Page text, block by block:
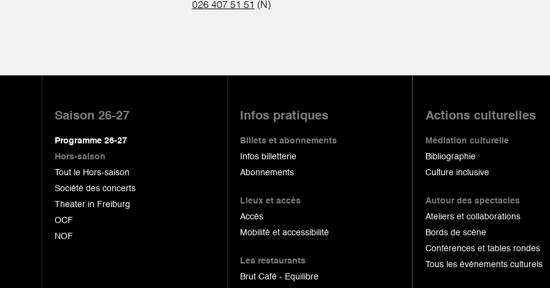
026 407 51 51 (N)
Saison 26-27
Programme 26-27
Hors-saison
Tout le Hors-saison
Société des concerts
Theater in Freiburg
OCF
NOF
Infos pratiques
Billets et abonnements
Infos billetterie
Abonnements
Lieux et accès
Accès
Mobilité et accessibilité
Les restaurants
Brut Café - Equilibre
Actions culturelles
Médiation culturelle
Bibliographie
Culture inclusive
Autour des spectacles
Ateliers et collaborations
Bords de scène
Conférences et tables rondes
Tous les événements culturels